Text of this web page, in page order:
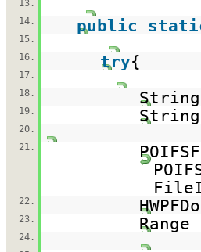
13.
14.
public
15.
16.
try{
17.
18.
19.
20.
21.
22.
23.
24.